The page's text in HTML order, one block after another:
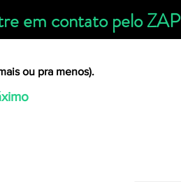
em contato pelo ZAP
ou pra menos).